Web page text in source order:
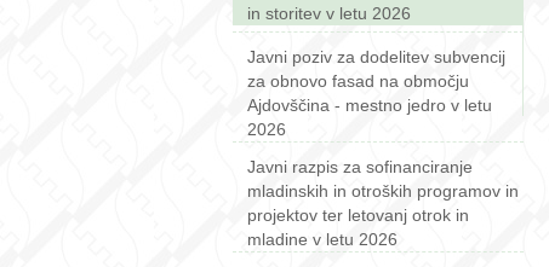
in storitev v letu 2026
Javni poziv za dodelitev subvencij
za obnovo fasad na območju
Ajdovščina - mestno jedro v letu
2026
Javni razpis za sofinanciranje
mladinskih in otroških programov in
projektov ter letovanj otrok in
mladine v letu 2026